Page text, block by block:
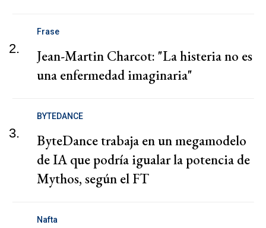
2.
Frase
Jean-Martin Charcot: "La histeria no es
una enfermedad imaginaria"
3.
BYTEDANCE
ByteDance trabaja en un megamodelo
de IA que podría igualar la potencia de
Mythos, según el FT
Nafta